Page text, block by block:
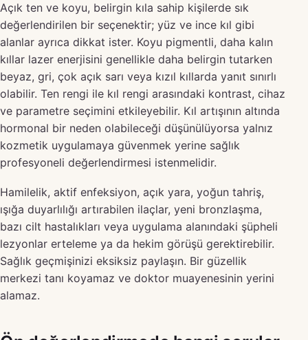
Açık ten ve koyu, belirgin kıla sahip kişilerde sık
değerlendirilen bir seçenektir; yüz ve ince kıl gibi
alanlar ayrıca dikkat ister. Koyu pigmentli, daha kalın
kıllar lazer enerjisini genellikle daha belirgin tutarken
beyaz, gri, çok açık sarı veya kızıl kıllarda yanıt sınırlı
olabilir. Ten rengi ile kıl rengi arasındaki kontrast, cihaz
ve parametre seçimini etkileyebilir. Kıl artışının altında
hormonal bir neden olabileceği düşünülüyorsa yalnız
kozmetik uygulamaya güvenmek yerine sağlık
profesyoneli değerlendirmesi istenmelidir.
Hamilelik, aktif enfeksiyon, açık yara, yoğun tahriş,
ışığa duyarlılığı artırabilen ilaçlar, yeni bronzlaşma,
bazı cilt hastalıkları veya uygulama alanındaki şüpheli
lezyonlar erteleme ya da hekim görüşü gerektirebilir.
Sağlık geçmişinizi eksiksiz paylaşın. Bir güzellik
merkezi tanı koyamaz ve doktor muayenesinin yerini
alamaz.